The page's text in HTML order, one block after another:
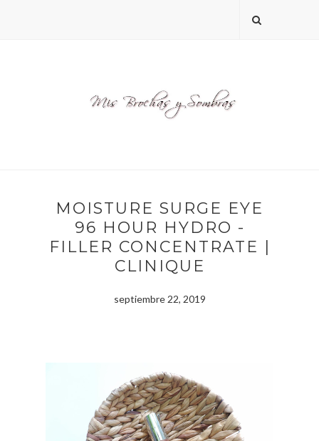
MOISTURE SURGE EYE
96 HOUR HYDRO -
FILLER CONCENTRATE |
CLINIQUE
septiembre 22, 2019